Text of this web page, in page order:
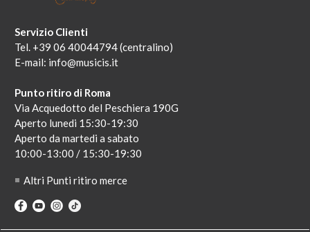
Servizio Clienti
Tel. +39 06 40044794 (centralino)
E-mail: info@musicis.it
Punto ritiro di Roma
Via Acquedotto del Peschiera 190G
Aperto lunedi 15:30-19:30
Aperto da martedi a sabato
10:00-13:00 / 15:30-19:30
Altri Punti ritiro merce